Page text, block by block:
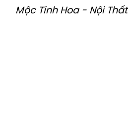
Mộc Tinh Hoa - Nội Thất